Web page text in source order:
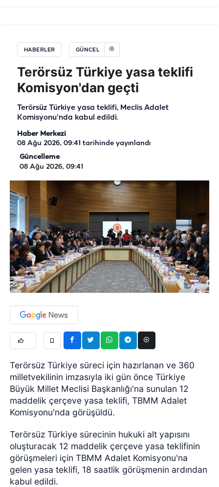
HABERLER GÜNCEL
Terörsüz Türkiye yasa teklifi
Komisyon'dan geçti
Terörsüz Türkiye yasa teklifi, Meclis Adalet
Komisyonu'nda kabul edildi.
Haber Merkezi
08 Ağu 2026, 09:41 tarihinde yayınlandı
Güncelleme
08 Ağu 2026, 09:41
Terörsüz Türkiye süreci için hazırlanan ve 360
milletvekilinin imzasıyla iki gün önce Türkiye
Büyük Millet Meclisi Başkanlığı'na sunulan 12
maddelik çerçeve yasa teklifi, TBMM Adalet
Komisyonu'nda görüşüldü.
Terörsüz Türkiye sürecinin hukuki alt yapısını
oluşturacak 12 maddelik çerçeve yasa teklifinin
görüşmeleri için TBMM Adalet Komisyonu'na
gelen yasa teklifi, 18 saatlik görüşmenin ardından
kabul edildi.